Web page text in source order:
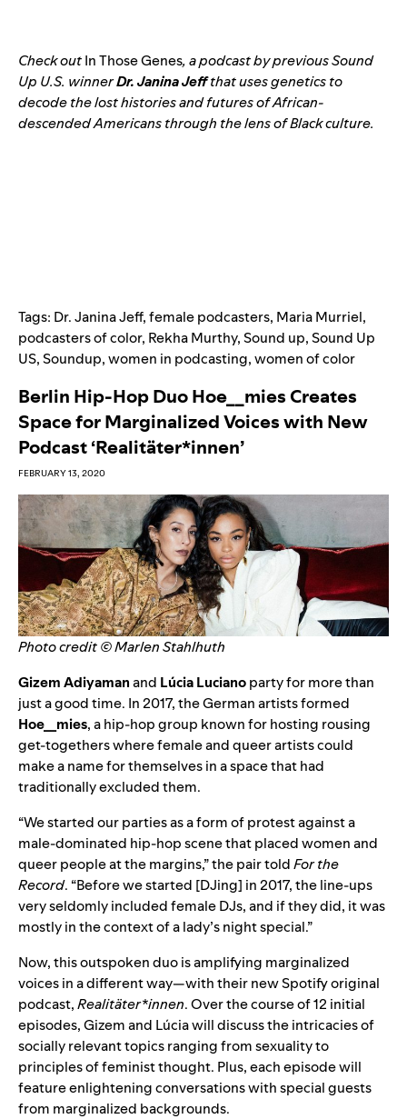
Check outIn Those Genes, a podcast by previous Sound
Up U.S. winnerDr. Janina Jeffthat uses genetics to
decode the lost histories and futures of African-
descended Americans through the lens of Black culture.
Tags: Dr. Janina Jeff,female podcasters, Maria Murriel,
podcasters of color, Rekha Murthy,Sound up,Sound Up
US,Soundup,women in podcasting,women of color
Berlin Hip-Hop Duo Hoe__mies Creates
Space for Marginalized Voices with New
Podcast ‘Realitäter*innen’
FEBRUARY 13, 2020
Photo credit © Marlen Stahlhuth
Gizem Adiyamanand Lúcia Lucianoparty for more than
just a good time. In 2017, the German artists formed
Hoe__mies, a hip-hop group known for hosting rousing
get-togethers where female and queer artists could
make a name for themselves in a space that had
traditionally excluded them.
“We started our parties as a form of protest against a
male-dominated hip-hop scene that placed women and
queer people at the margins,” the pair toldFor the
Record. “Before we started [DJing] in 2017, the line-ups
very seldomly included female DJs, and if they did, it was
mostly in the context of a lady’s night special.”
Now, this outspoken duo is amplifying marginalized
voices in a different way—with their new Spotify original
podcast,Realitäter*innen. Over the course of 12 initial
episodes, Gizem and Lúcia will discuss the intricacies of
socially relevant topics ranging from sexuality to
principles of feminist thought. Plus, each episode will
feature enlightening conversations with special guests
from marginalized backgrounds.